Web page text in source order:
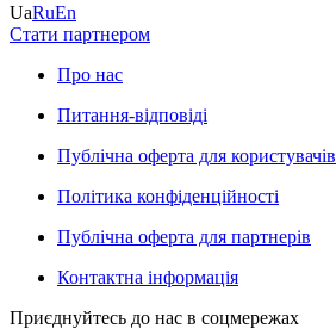
UaRuEn
Стати партнером
Про нас
Питання-відповіді
Публічна оферта для користувачів
Політика конфіденційності
Публічна оферта для партнерів
Контактна інформація
Приєднуйтесь до нас в соцмережах